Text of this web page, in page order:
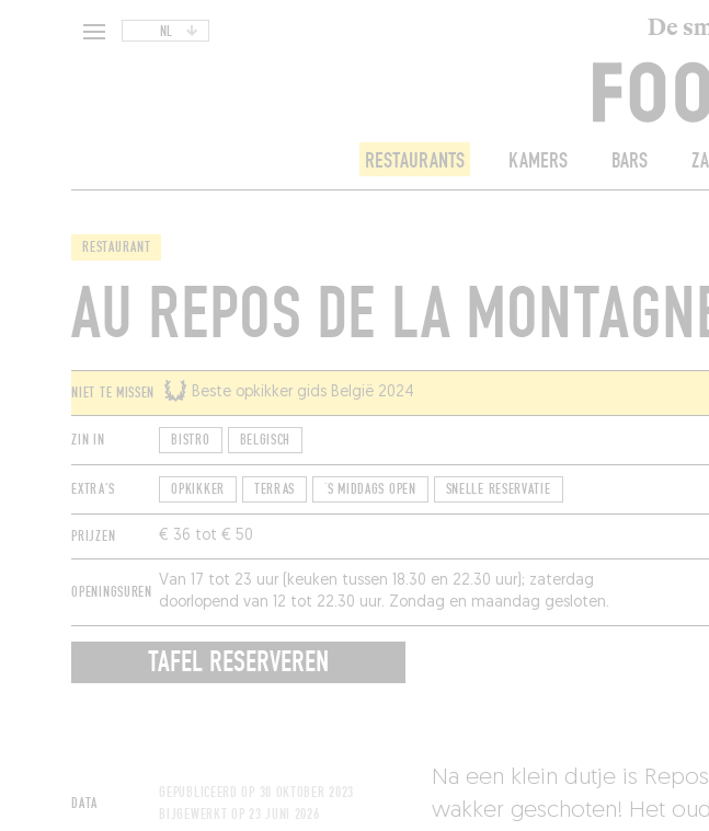
NL De
RESTAURANTS KAMERS BARS
RESTAURANT
AU REPOS DE LA
NIET TE MISSEN Beste opkikker gids België 2024
ZIN IN BISTRO BELGISCH
EXTRA'S OPKIKKER TERRAS ‘S MIDDAGS OPEN SNELLE RESERVATIE
PRIJZEN € 36 tot € 50
OPENINGSUREN
Van 17 tot 23 uur (keuken tussen 18.30 en 22.30 uur); zaterdag
doorlopend van 12 tot 22.30 uur. Zondag en maandag gesloten.
TAFEL RESERVEREN
DATA
GEPUBLICEERD OP 30 OKTOBER 2023
BIJGEWERKT OP 23 JUNI 2026
Na een klein dutje is
wakker geschoten! Het